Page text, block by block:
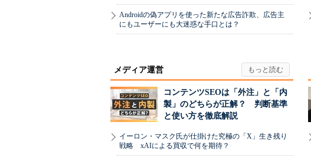
Androidの偽アプリを使った新たな広告詐欺、広告主
にもユーザーにも大迷惑な手口とは？
メディア運営
コンテンツSEOは「外注」と「内
製」のどちらが正解？ 判断基準
と使い方を徹底解説
イーロン・マスク氏が仕掛けた究極の「X」生き残り
戦略 xAIによる買収で何を期待？